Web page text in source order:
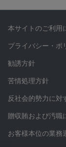
本サイトのご利用
プライバシー・ポ
勧誘方針
苦情処理方針
反社会的勢力に対
贈収賄および汚職
お客様本位の業務